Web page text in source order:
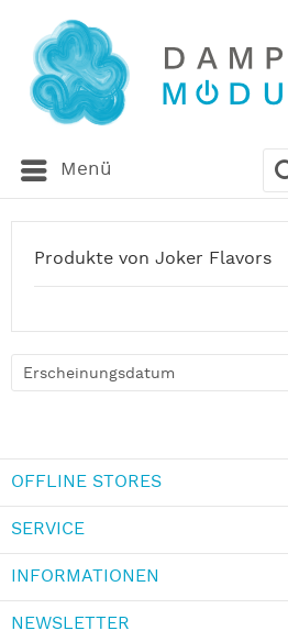
Menü
Produkte von Joker Flavors
OFFLINE STORES
SERVICE
INFORMATIONEN
NEWSLETTER